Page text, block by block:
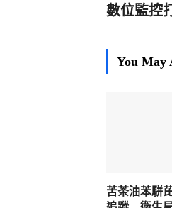
數位監控
You May
苦茶油苯駢